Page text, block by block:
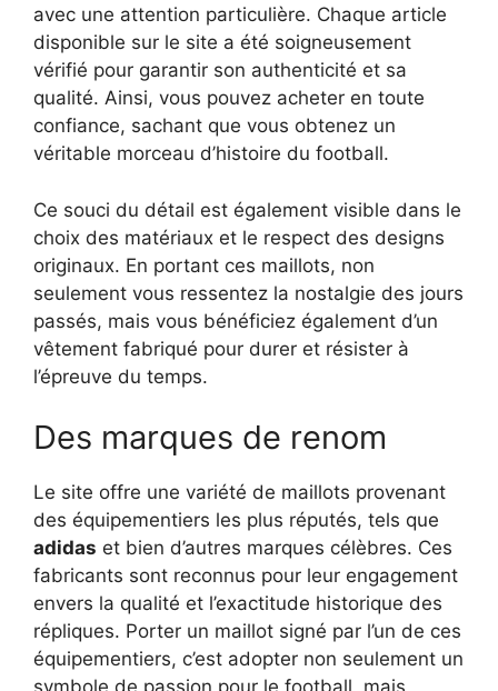
avec une attention particulière. Chaque article
disponible sur le site a été soigneusement
vérifié pour garantir son authenticité et sa
qualité. Ainsi, vous pouvez acheter en toute
confiance, sachant que vous obtenez un
véritable morceau d’histoire du football.
Ce souci du détail est également visible dans le
choix des matériaux et le respect des designs
originaux. En portant ces maillots, non
seulement vous ressentez la nostalgie des jours
passés, mais vous bénéficiez également d’un
vêtement fabriqué pour durer et résister à
l’épreuve du temps.
Des marques de renom
Le site offre une variété de maillots provenant
des équipementiers les plus réputés, tels que
adidas et bien d’autres marques célèbres. Ces
fabricants sont reconnus pour leur engagement
envers la qualité et l’exactitude historique des
répliques. Porter un maillot signé par l’un de ces
équipementiers, c’est adopter non seulement un